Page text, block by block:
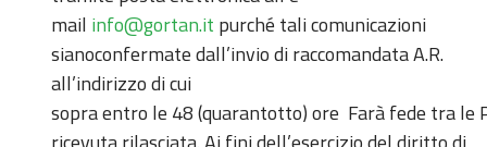
mail info@gortan.it purché tali comunicazioni
sianoconfermate dall’invio di raccomandata A.R.
all’indirizzo di cui
sopra entro le 48 (quarantotto) ore Farà fede tra